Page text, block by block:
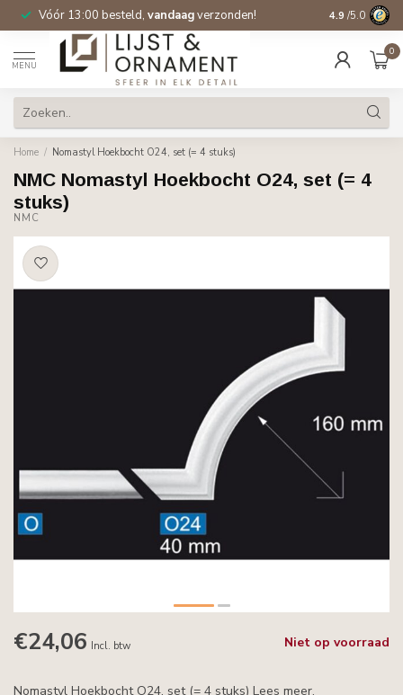
Vóór 13:00 besteld, vandaagverzonden! Gratis
4.9 /5.0
MENU
0
Home / Nomastyl Hoekbocht O24, set (= 4 stuks)
NMC Nomastyl Hoekbocht O24, set (= 4
stuks)
NMC
€24,06 Incl. btw Niet op voorraad
Nomastyl Hoekbocht O24, set (= 4 stuks) Lees meer.